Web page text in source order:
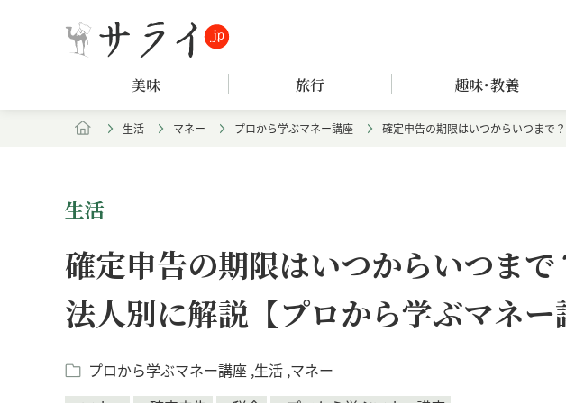
美味 旅行 趣味･教養
生活 マネー プロから学ぶマネー講座 確定申告の期限はいつからいつまで
生活
確定申告の期限はいつからいつまで
法人別に解説【プロから学ぶマネー
プロから学ぶマネー講座 生活 マネー